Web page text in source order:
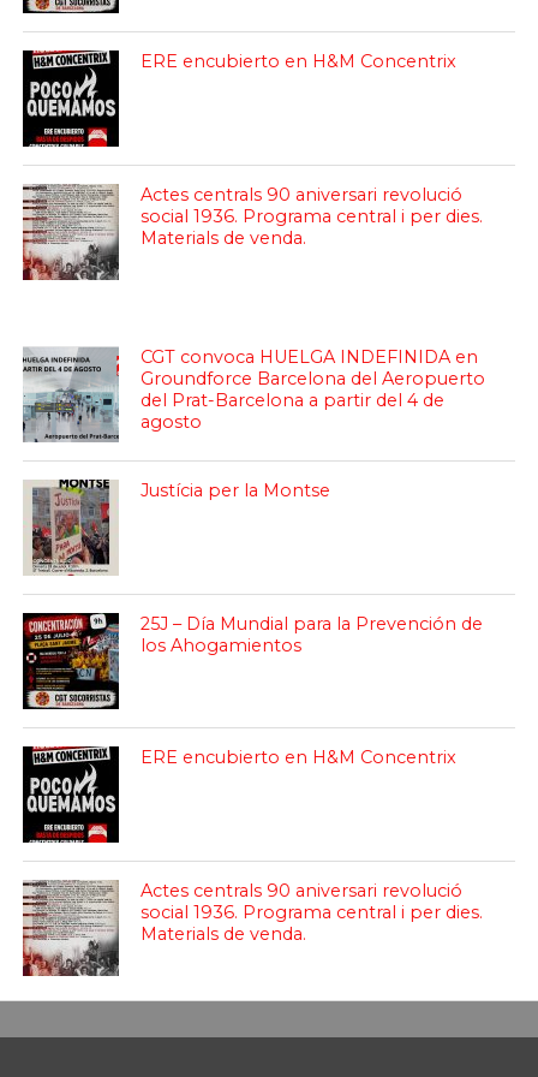
ERE encubierto en H&M Concentrix
Actes centrals 90 aniversari revolució
social 1936. Programa central i per dies.
Materials de venda.
CGT convoca HUELGA INDEFINIDA en
Groundforce Barcelona del Aeropuerto
del Prat-Barcelona a partir del 4 de
agosto
Justícia per la Montse
25J – Día Mundial para la Prevención de
los Ahogamientos
ERE encubierto en H&M Concentrix
Actes centrals 90 aniversari revolució
social 1936. Programa central i per dies.
Materials de venda.